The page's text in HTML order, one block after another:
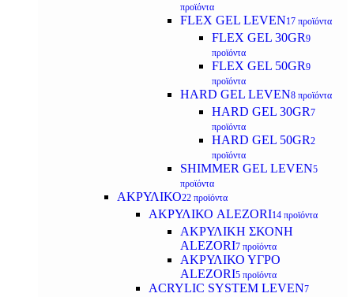
προϊόντα
FLEX GEL LEVEN17 προϊόντα
FLEX GEL 30GR9
προϊόντα
FLEX GEL 50GR9
προϊόντα
HARD GEL LEVEN8 προϊόντα
HARD GEL 30GR7
προϊόντα
HARD GEL 50GR2
προϊόντα
SHIMMER GEL LEVEN5
προϊόντα
ΑΚΡΥΛΙΚΟ22 προϊόντα
ΑΚΡΥΛΙΚΟ ALEZORI14 προϊόντα
ΑΚΡΥΛΙΚΗ ΣΚΟΝΗ
ALEZORI7 προϊόντα
ΑΚΡΥΛΙΚΟ ΥΓΡΟ
ALEZORI5 προϊόντα
ACRYLIC SYSTEM LEVEN7